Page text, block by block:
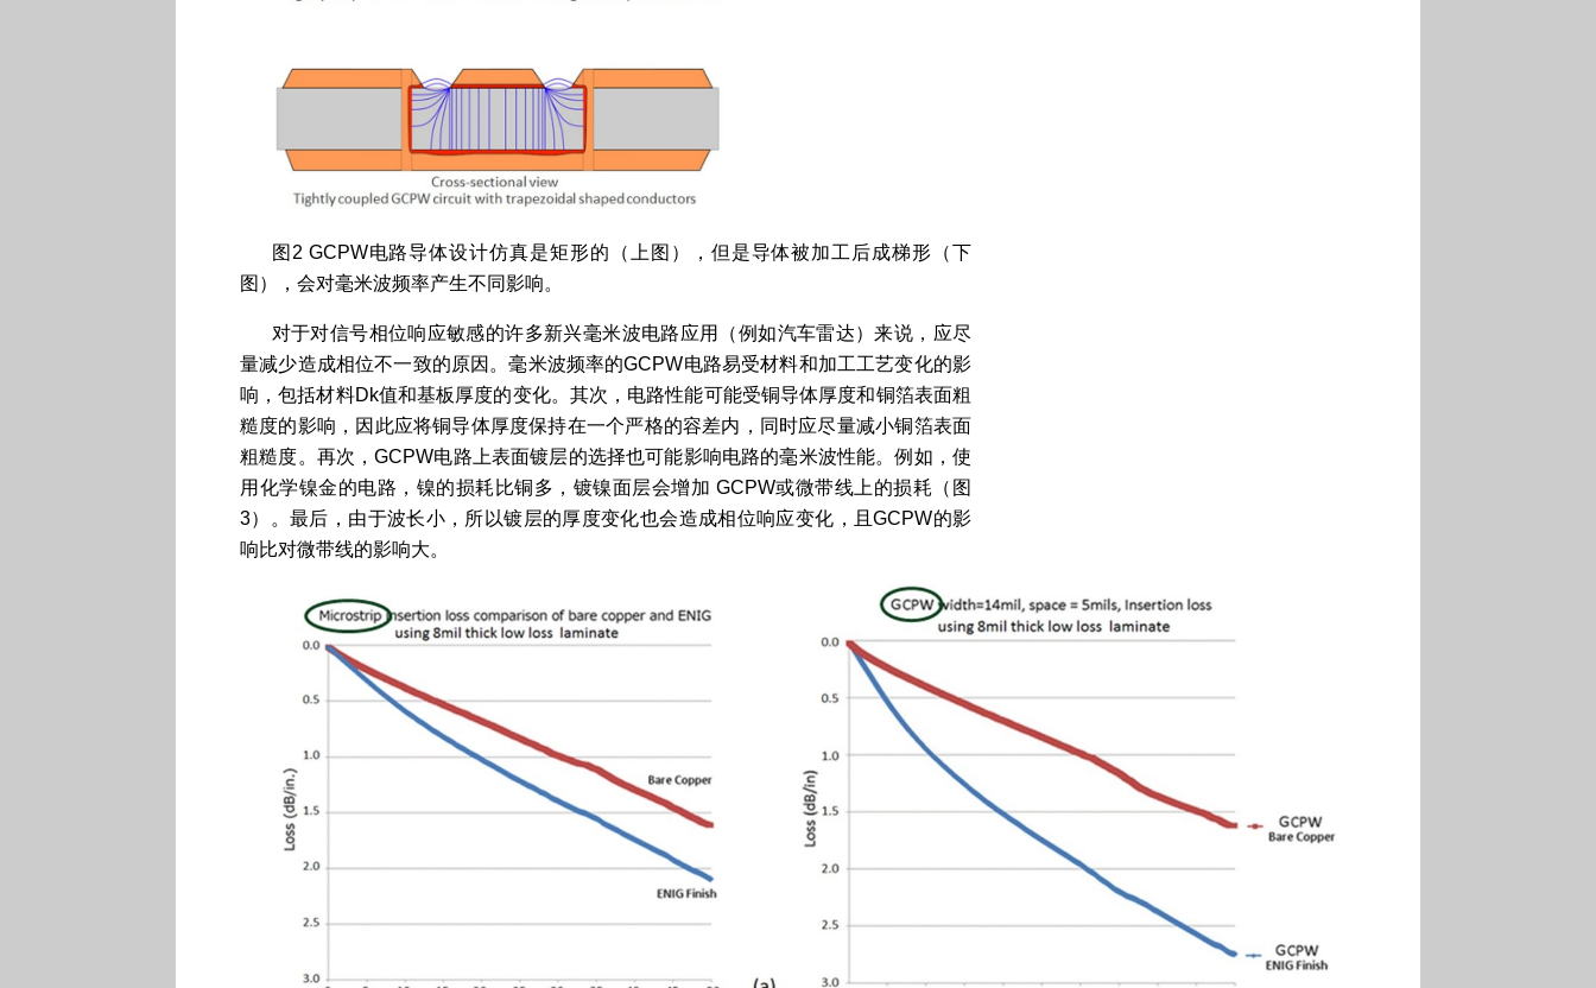
图2 GCPW电路导体设计仿真是矩形的（上图），但是导体被加工后成梯形（下
图），会对毫米波频率产生不同影响。
对于对信号相位响应敏感的许多新兴毫米波电路应用（例如汽车雷达）来说，应尽
量减少造成相位不一致的原因。毫米波频率的GCPW电路易受材料和加工工艺变化的影
响，包括材料Dk值和基板厚度的变化。其次，电路性能可能受铜导体厚度和铜箔表面粗
糙度的影响，因此应将铜导体厚度保持在一个严格的容差内，同时应尽量减小铜箔表面
粗糙度。再次，GCPW电路上表面镀层的选择也可能影响电路的毫米波性能。例如，使
用化学镍金的电路，镍的损耗比铜多，镀镍面层会增加 GCPW或微带线上的损耗（图
3）。最后，由于波长小，所以镀层的厚度变化也会造成相位响应变化，且GCPW的影
响比对微带线的影响大。